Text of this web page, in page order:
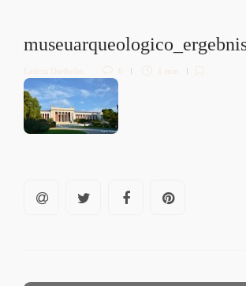
Letícia Diethelm 0 1 min